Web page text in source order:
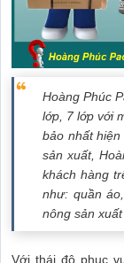
Hoàng Phúc
lớp, 7 lớp với
bảo nhất
sản xuất,
khách hàng
như: quần
nông sản
Với thái độ phục